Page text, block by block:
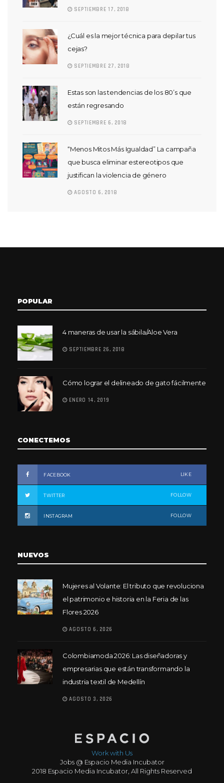
SEPTIEMBRE 17, 2018
¿Cuál es la mejor técnica para depilar tus
cejas?
SEPTIEMBRE 27, 2018
Estas son las tendencias de los 80’s que
están regresando
SEPTIEMBRE 6, 2018
“Menos Mitos Más Igualdad” La campaña
que busca eliminar estereotipos que
justifican la violencia de género
AGOSTO 6, 2018
POPULAR
4 maneras de usar la sábila/Aloe Vera
SEPTIEMBRE 26, 2018
Cómo lograr el delineado de gato fácilmente
ENERO 14, 2019
CONECTEMOS
FACEBOOK LIKE
TWITTER FOLLOW
INSTAGRAM FOLLOW
NUEVOS
Mujeres al Volante: El tributo que revoluciona
el patrimonio e historia en la Feria de las
Flores 2026
AGOSTO 6, 2026
Colombiamoda 2026: Las diseñadoras y
empresarias que están transformando la
industria textil de Medellín
AGOSTO 3, 2026
Work with Us
Jobs @ Espacio Media Incubator
2018 Espacio Media Incubator, All Rights Reserved